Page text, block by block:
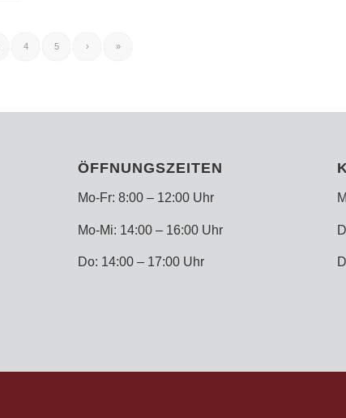
4 5 › »
ÖFFNUNGSZEITEN
Mo-Fr: 8:00 – 12:00 Uhr
Mo-Mi: 14:00 – 16:00 Uhr
Do: 14:00 – 17:00 Uhr